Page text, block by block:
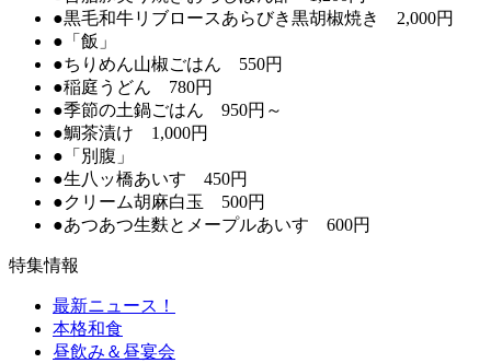
●黒毛和牛リブロースあらびき黒胡椒焼き 2,000円
●「飯」
●ちりめん山椒ごはん 550円
●稲庭うどん 780円
●季節の土鍋ごはん 950円～
●鯛茶漬け 1,000円
●「別腹」
●生八ッ橋あいす 450円
●クリーム胡麻白玉 500円
●あつあつ生麩とメープルあいす 600円
特集情報
最新ニュース！
本格和食
昼飲み＆昼宴会